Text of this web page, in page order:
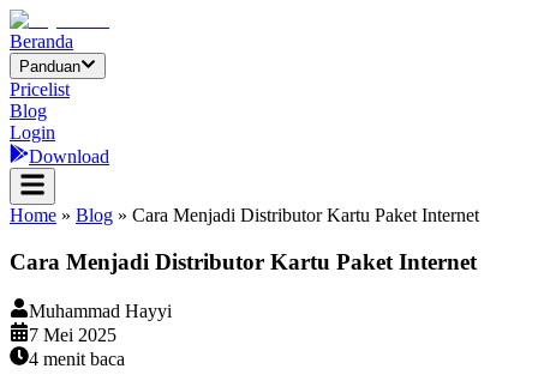
Beranda
Panduan
Pricelist
Blog
Login
Download
Home » Blog » Cara Menjadi Distributor Kartu Paket Internet
Cara Menjadi Distributor Kartu Paket Internet
Muhammad Hayyi
7 Mei 2025
4 menit baca